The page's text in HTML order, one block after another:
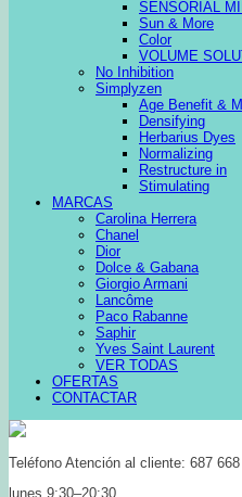
SENSORIAL
Sun & More
Color
VOLUME
No Inhibition
Simplyzen
Age Benefit &
Densifying
Herbarius Dyes
Normalizing
Restructure in
Stimulating
MARCAS
Carolina Herrera
Chanel
Dior
Dolce & Gabana
Giorgio Armani
Lancôme
Paco Rabanne
Saphir
Yves Saint Laurent
VER TODAS
OFERTAS
CONTACTAR
Teléfono Atención al cliente: 687
lunes 9:30–20:30